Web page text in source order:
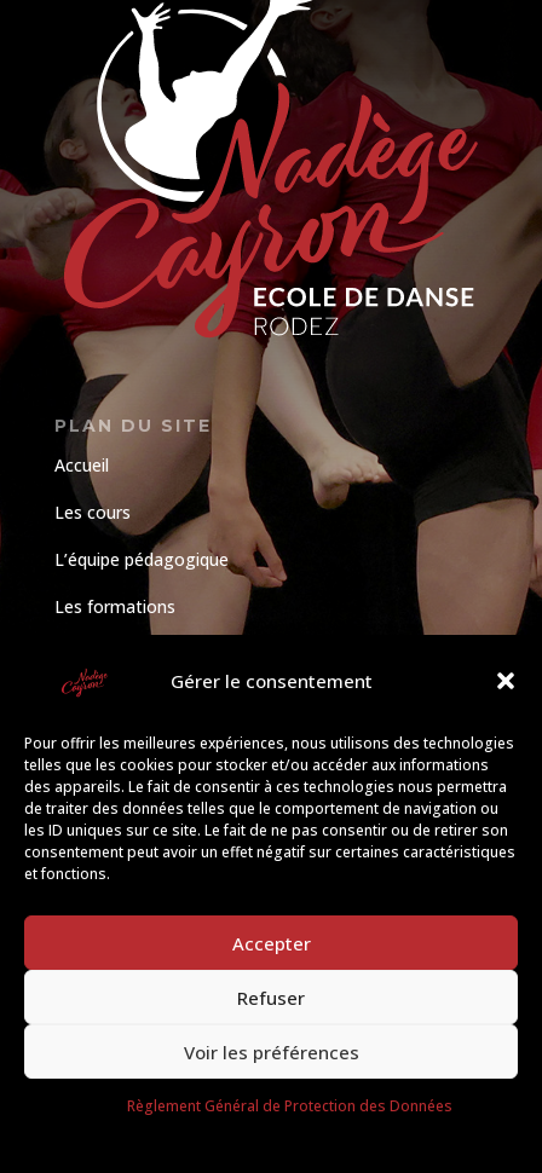
Gérer le consentement
Pour offrir les meilleures expériences, nous utilisons des technologies
telles que les cookies pour stocker et/ou accéder aux informations
des appareils. Le fait de consentir à ces technologies nous permettra
de traiter des données telles que le comportement de navigation ou
les ID uniques sur ce site. Le fait de ne pas consentir ou de retirer son
consentement peut avoir un effet négatif sur certaines caractéristiques
et fonctions.
Accepter
Refuser
Voir les préférences
Règlement Général de Protection des Données
PLAN DU SITE
Accueil
Les cours
L’équipe pédagogique
Les formations
Inscription

1 AVENUE DURAND DE GROS
12000 RODEZ
06 83 18 57 20
contact@danse-rodez.fr
Création Émeline Dabée – © École de danse Nadège